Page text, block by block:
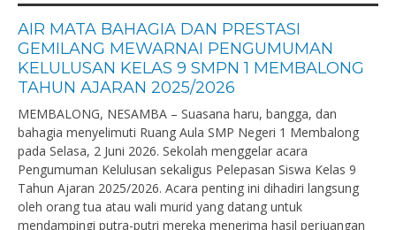
AIR MATA BAHAGIA DAN PRESTASI
GEMILANG MEWARNAI PENGUMUMAN
KELULUSAN KELAS 9 SMPN 1 MEMBALONG
TAHUN AJARAN 2025/2026
MEMBALONG, NESAMBA – Suasana haru, bangga, dan
bahagia menyelimuti Ruang Aula SMP Negeri 1 Membalong
pada Selasa, 2 Juni 2026. Sekolah menggelar acara
Pengumuman Kelulusan sekaligus Pelepasan Siswa Kelas 9
Tahun Ajaran 2025/2026. Acara penting ini dihadiri langsung
oleh orang tua atau wali murid yang datang untuk
mendampingi putra-putri mereka menerima hasil perjuangan